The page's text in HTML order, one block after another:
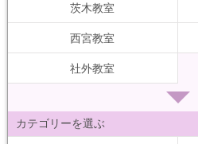
茨木教室
西宮教室
社外教室
カテゴリーを選ぶ